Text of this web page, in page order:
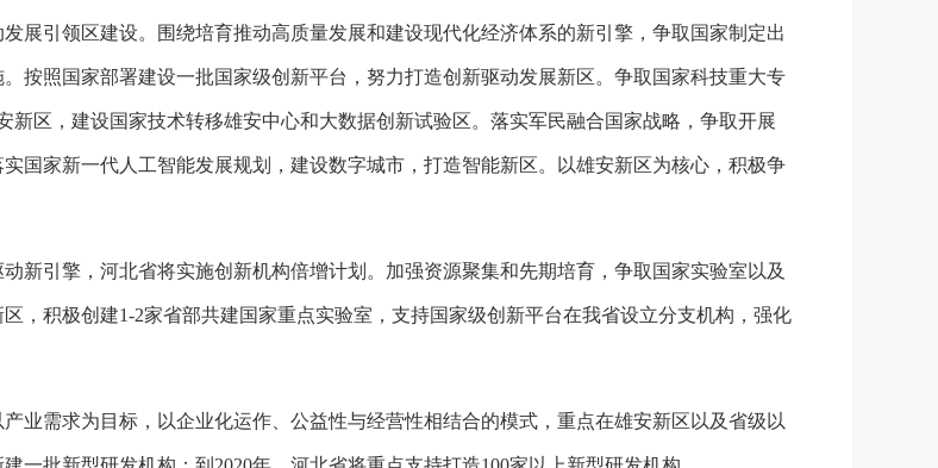
引领区建设。围绕培育推动高质量发展和建设现代化经济体系的新引擎，争取国家制定出
按照国家部署建设一批国家级创新平台，努力打造创新驱动发展新区。争取国家科技重大专
区，建设国家技术转移雄安中心和大数据创新试验区。落实军民融合国家战略，争取开展
国家新一代人工智能发展规划，建设数字城市，打造智能新区。以雄安新区为核心，积极争
新引擎， 河北省将实施创新机构倍增计划。加强资源聚集和先期培育，争取国家实验室以及
，积极创建1-2家省部共建国家重点实验室，支持国家级创新平台在我省设立分支机构，强化
产业需求为目标，以企业化运作、公益性与经营性相结合的模式，重点在雄安新区以及省级以